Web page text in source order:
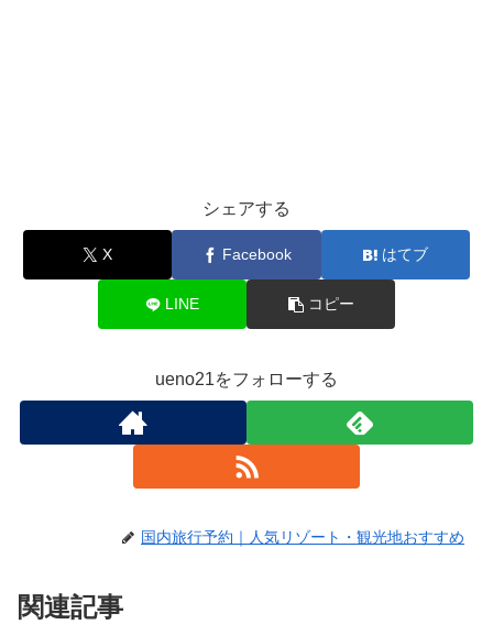
シェアする
X Facebook はてブ
LINE コピー
ueno21をフォローする
国内旅行予約｜人気リゾート・観光地おすすめ
関連記事